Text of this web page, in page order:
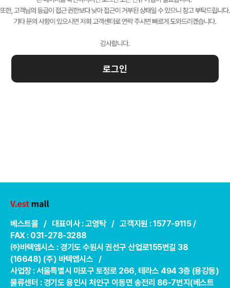
로그인
베스트몰 / 대표이사 : 고영탁 / 고객지원 : 1577-9115 /
FAX : 031-278-3288
㈜바텍엠시스 : 경기도 수원시 권선구 산업로155번길 38
(16648) (주) 바텍엠시스 /
사업장 : 서울특별시 마포구 토정로 266, 테라스 494 3층 (용강동)
물류센터 : 경기도 용인시 처인구 이동면 송전리 86-7번지(베스트